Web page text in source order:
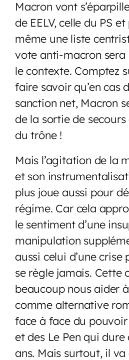
Macron vont
de EELV, celle du PS
même une liste
vote anti-macron
le contexte. Comptez
faire savoir qu’en cas
sanction net, Macron
de la sortie de secours
du trône !
Mais l’agitation de la
et son
plus joue aussi pour
régime. Car cela
le sentiment d’une
manipulation
aussi celui d’une
se règle jamais. Cette
beaucoup nous aider
comme alternative
face à face du pouvoir
et des Le Pen qui
ans. Mais surtout, il